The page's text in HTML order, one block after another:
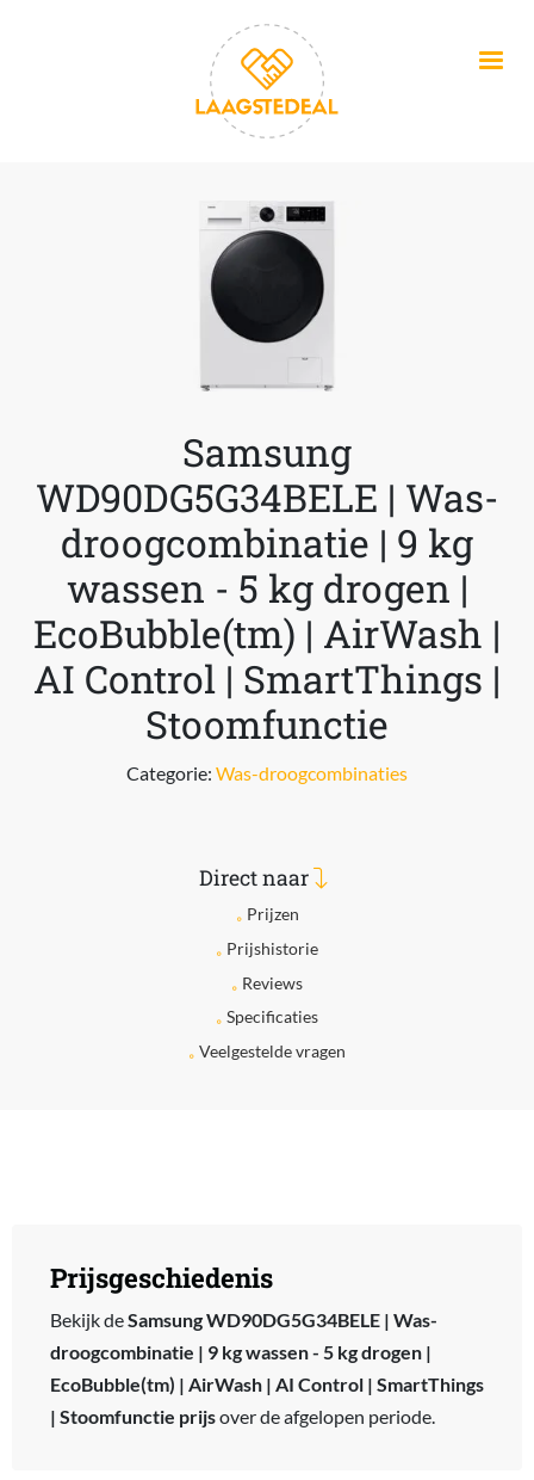
Samsung
WD90DG5G34BELE | Was-
droogcombinatie | 9 kg
wassen - 5 kg drogen |
EcoBubble(tm) | AirWash |
AI Control | SmartThings |
Stoomfunctie
Categorie: Was-droogcombinaties
Direct naar
Prijzen
Prijshistorie
Reviews
Specificaties
Veelgestelde vragen
Prijsgeschiedenis
Bekijk deSamsung WD90DG5G34BELE | Was-
droogcombinatie | 9 kg wassen - 5 kg drogen |
EcoBubble(tm) | AirWash | AI Control | SmartThings
| Stoomfunctie prijsover de afgelopen periode.